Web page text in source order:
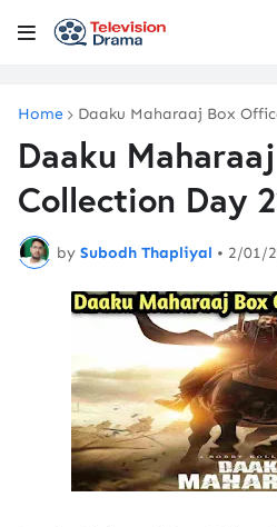
Home Daaku Maharaaj Box
Daaku
Collection Day
by Subodh Thapliyal • 2/01/